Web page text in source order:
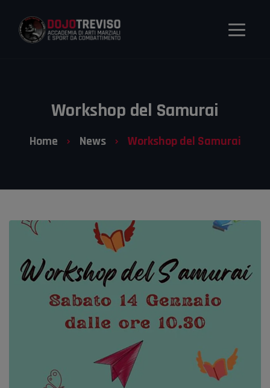
Workshop del Samurai
Home News Workshop del Samurai